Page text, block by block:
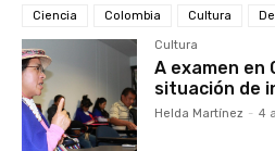
Ciencia Colombia Cultura
Cultura
A examen en
situación de
Helda Martínez - 4